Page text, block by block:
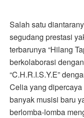
Salah satu
segudang prestasi
terbarunya “Hilang
berkolaborasi
“C.H.R.I.S.Y.E”
Celia yang
banyak musisi baru
berlomba-lomba